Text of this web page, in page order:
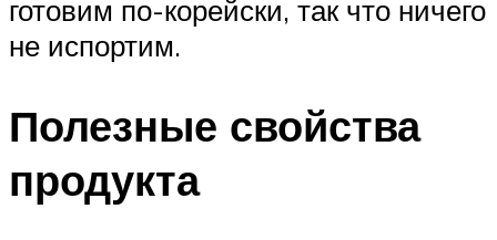
готовим по-корейски, так что ничего
не испортим.
Полезные свойства
продукта